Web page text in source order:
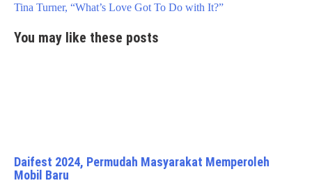
Tina Turner, “What’s Love Got To Do with It?”
You may like these posts
Daifest 2024, Permudah Masyarakat Memperoleh
Mobil Baru